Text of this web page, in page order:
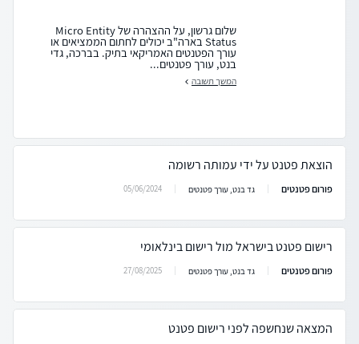
שלום גרשון, על ההצהרה של Micro Entity
Status בארה"ב יכולים לחתום הממציאים או
עורך הפטנטים האמריקאי בתיק. בברכה, גדי
בנט, עורך פטנטים...
המשך תשובה
הוצאת פטנט על ידי עמותה רשומה
פורום פטנטים גד בנט, עורך פטנטים 05/06/2024
רישום פטנט בישראל מול רישום בינלאומי
פורום פטנטים גד בנט, עורך פטנטים 27/08/2025
המצאה שנחשפה לפני רישום פטנט